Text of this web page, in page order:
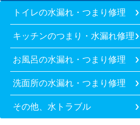
トイレの水漏れ・つまり修理
キッチンのつまり・水漏れ修理
お風呂の水漏れ・つまり修理
洗面所の水漏れ・つまり修理
その他、水トラブル